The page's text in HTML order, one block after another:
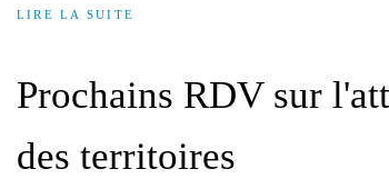
LIRE LA SUITE
Prochains RDV sur
des territoires